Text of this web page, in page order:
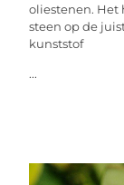
oliestenen. Het
steen op de
kunststof
...